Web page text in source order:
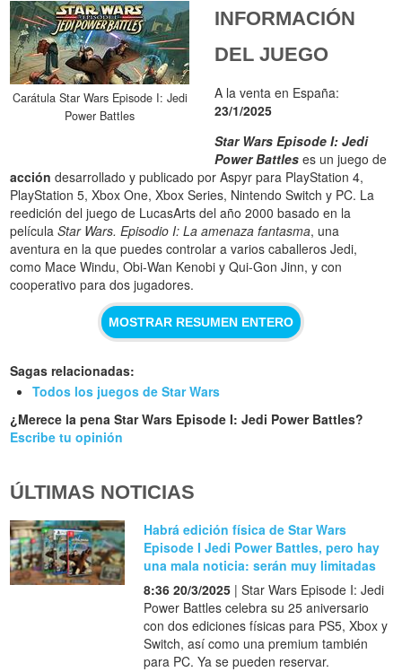
Carátula Star Wars Episode I: Jedi
Power Battles
INFORMACIÓN
DEL JUEGO
A la venta en España:
23/1/2025
Star Wars Episode I: Jedi
Power Battles es un juego de
acción desarrollado y publicado por Aspyr para PlayStation 4,
PlayStation 5, Xbox One, Xbox Series, Nintendo Switch y PC. La
reedición del juego de LucasArts del año 2000 basado en la
películaStar Wars. Episodio I: La amenaza fantasma, una
aventura en la que puedes controlar a varios caballeros Jedi,
como Mace Windu, Obi-Wan Kenobi y Qui-Gon Jinn, y con
cooperativo para dos jugadores.
MOSTRAR RESUMEN ENTERO
Sagas relacionadas:
Todos los juegos de Star Wars
¿Merece la pena Star Wars Episode I: Jedi Power Battles?
Escribe tu opinión
ÚLTIMAS NOTICIAS
Habrá edición física de Star Wars
Episode I Jedi Power Battles, pero hay
una mala noticia: serán muy limitadas
8:36 20/3/2025 | Star Wars Episode I: Jedi
Power Battles celebra su 25 aniversario
con dos ediciones físicas para PS5, Xbox y
Switch, así como una premium también
para PC. Ya se pueden reservar.